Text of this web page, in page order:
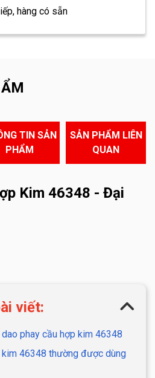
hàng có sẵn
TIN SẢN
PHẨM
SẢN PHẨM LIÊN
QUAN
Kim 46348 - Đại
viết:
phay cầu hợp kim 46348
kim 46348 thường được dùng